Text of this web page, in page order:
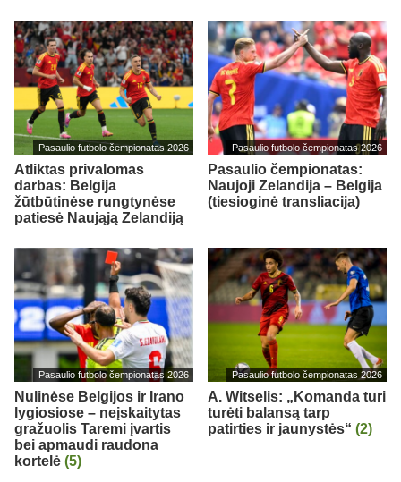
Pasaulio futbolo čempionatas 2026
Atliktas privalomas
darbas: Belgija
žūtbūtinėse rungtynėse
patiesė Naująją Zelandiją
Pasaulio futbolo čempionatas 2026
Pasaulio čempionatas:
Naujoji Zelandija – Belgija
(tiesioginė transliacija)
Pasaulio futbolo čempionatas 2026
Nulinėse Belgijos ir Irano
lygiosiose – neįskaitytas
gražuolis Taremi įvartis
bei apmaudi raudona
kortelė (5)
Pasaulio futbolo čempionatas 2026
A. Witselis: „Komanda turi
turėti balansą tarp
patirties ir jaunystės“ (2)